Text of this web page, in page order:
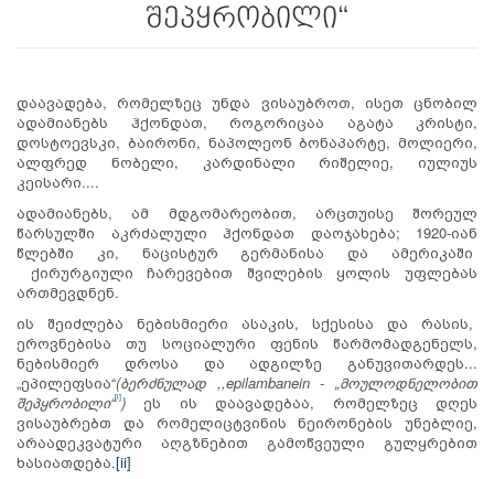
შეპყრობილი“
დაავადება, რომელზეც უნდა ვისაუბროთ, ისეთ ცნობილ
ადამიანებს ჰქონდათ, როგორიცაა აგატა კრისტი,
დოსტოევსკი, ბაირონი, ნაპოლეონ ბონაპარტე, მოლიერი,
ალფრედ ნობელი, კარდინალი რიშელიე, იულიუს
კეისარი....
ადამიანებს, ამ მდგომარეობით, არცთუისე შორეულ
წარსულში აკრძალული ჰქონდათ დაოჯახება; 1920-იან
წლებში კი, ნაცისტურ გერმანისა და ამერიკაში
ქირურგიული ჩარევებით შვილების ყოლის უფლებას
ართმევდნენ.
ის შეიძლება ნებისმიერი ასაკის, სქესისა და რასის,
ეროვნებისა თუ სოციალური ფენის წარმომადგენელს,
ნებისმიერ დროსა და ადგილზე განუვითარდეს...
„ეპილეფსია“(ბერძნულად ,,epilambanein -„მოულოდნელობით
შეპყრობილი“[i]) ეს ის დაავადებაა, რომელზეც დღეს
ვისაუბრებთ და რომელიცტვინის ნეირონების უნებლიე,
არაადეკვატური აღგზნებით გამოწვეული გულყრებით
ხასიათდება.[ii]